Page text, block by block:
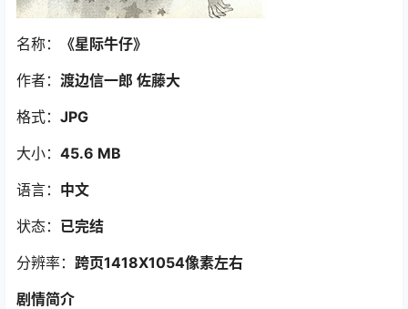
名称：
《星际牛仔》
作者： 渡边信一郎 佐藤大
格式： JPG
大小： 45.6 MB
语言： 中文
状态： 已完结
分辨率： 跨页1418X1054像素左右
剧情简介